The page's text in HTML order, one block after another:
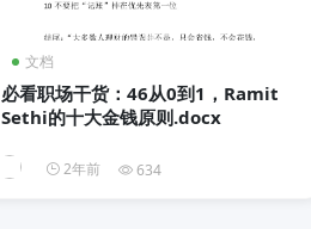
文档
必看职场干货：46从0到1，Ramit
Sethi的十大金钱原则.docx
2年前 634